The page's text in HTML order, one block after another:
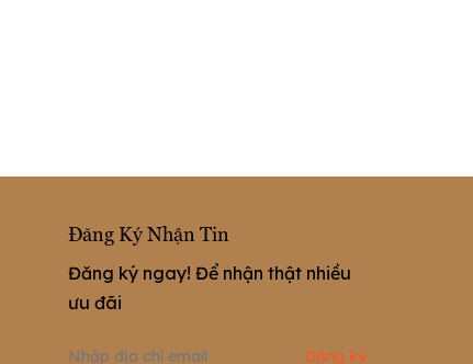
Đăng Ký Nhận Tin
Đăng ký ngay! Để nhận thật nhiều
ưu đãi
Đăng ký